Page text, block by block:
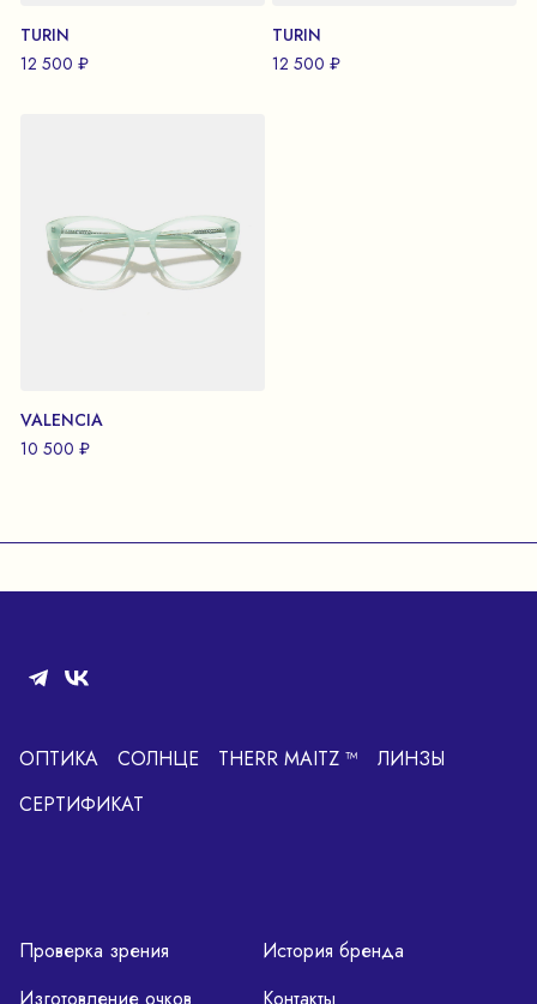
TURIN
12 500 ₽
TURIN
12 500 ₽
VALENCIA
10 500 ₽
ОПТИКА СОЛНЦЕ THERR MAITZ ™
ЛИНЗЫ
СЕРТИФИКАТ
Проверка зрения
Изготовление очков
История бренда
Контакты